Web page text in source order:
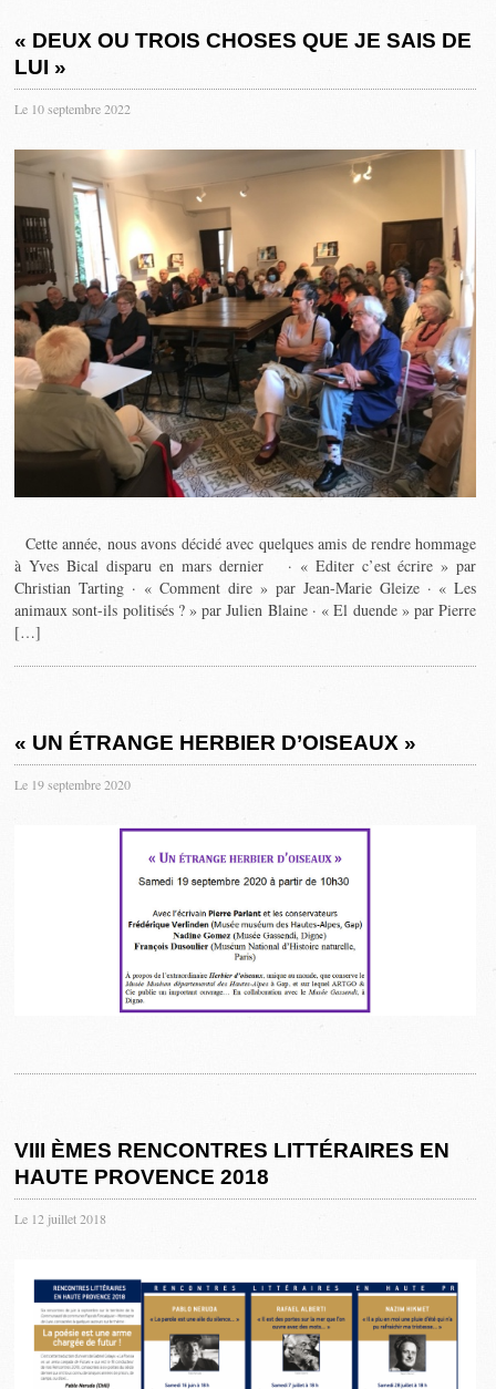
« DEUX OU TROIS CHOSES QUE JE SAIS DE
LUI »
Le 10 septembre 2022
Cette année, nous avons décidé avec quelques amis de rendre hommage
à Yves Bical disparu en mars dernier · « Editer c’est écrire » par
Christian Tarting · « Comment dire » par Jean-Marie Gleize · « Les
animaux sont-ils politisés ? » par Julien Blaine · « El duende » par Pierre
[…]
« UN ÉTRANGE HERBIER D’OISEAUX »
Le 19 septembre 2020
VIII ÈMES RENCONTRES LITTÉRAIRES EN
HAUTE PROVENCE 2018
Le 12 juillet 2018